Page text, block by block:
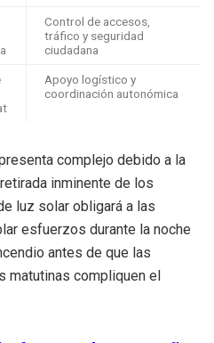
Control de accesos,
tráfico y seguridad
ciudadana
Apoyo logístico y
coordinación autonómica
complejo debido a la
inminente de los
luz solar obligará a las
esfuerzos durante la noche
antes de que las
matutinas compliquen el